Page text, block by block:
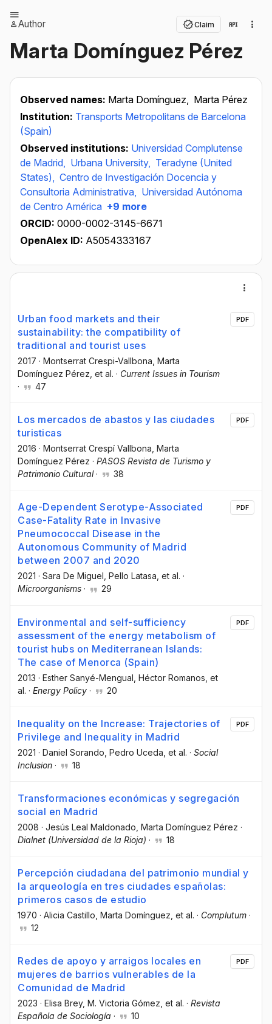
Author Claim
Marta Domínguez Pérez
Observed names: Marta Domínguez, Marta Pérez
Institution: Transports Metropolitans de Barcelona
(Spain)
Observed institutions: Universidad Complutense
de Madrid, Urbana University, Teradyne (United
States), Centro de Investigación Docencia y
Consultoria Administrativa, Universidad Autónoma
de Centro América +9 more
ORCID: 0000-0002-3145-6671
OpenAlex ID: A5054333167
Urban food markets and their
sustainability: the compatibility of
traditional and tourist uses
2017 · Montserrat Crespi-Vallbona , Marta
Domínguez Pérez , et al. · Current Issues in Tourism
·
47
PDF
Los mercados de abastos y las ciudades
turisticas
2016 · Montserrat Crespí Vallbona , Marta
Domínguez Pérez · PASOS Revista de Turismo y
Patrimonio Cultural· 38
PDF
Age-Dependent Serotype-Associated
Case-Fatality Rate in Invasive
Pneumococcal Disease in the
Autonomous Community of Madrid
between 2007 and 2020
2021 · Sara De Miguel , Pello Latasa , et al. ·
Microorganisms · 29
PDF
Environmental and self-sufficiency
assessment of the energy metabolism of
tourist hubs on Mediterranean Islands:
The case of Menorca (Spain)
2013 · Esther Sanyé-Mengual , Héctor Romanos , et
al. · Energy Policy · 20
PDF
Inequality on the Increase: Trajectories of
Privilege and Inequality in Madrid
2021 · Daniel Sorando , Pedro Uceda , et al. · Social
Inclusion · 18
PDF
Transformaciones económicas y segregación
social en Madrid
2008 · Jesús Leal Maldonado , Marta Domínguez Pérez ·
Dialnet (Universidad de la Rioja) · 18
Percepción ciudadana del patrimonio mundial y
la arqueología en tres ciudades españolas:
primeros casos de estudio
1970 · Alicia Castillo , Marta Domínguez , et al. · Complutum ·
12
Redes de apoyo y arraigos locales en
mujeres de barrios vulnerables de la
Comunidad de Madrid
2023 · Elisa Brey, M. Victoria Gómez , et al. · Revista
Española de Sociología · 10
PDF